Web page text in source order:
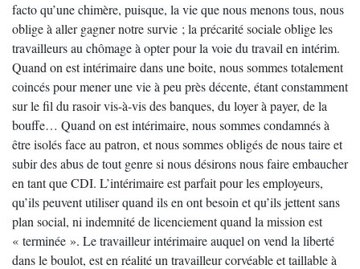
facto qu’une chimère, puisque, la vie que nous menons tous, nous
oblige à aller gagner notre survie ; la précarité sociale oblige les
travailleurs au chômage à opter pour la voie du travail en intérim.
Quand on est intérimaire dans une boite, nous sommes totalement
coincés pour mener une vie à peu près décente, étant constamment
sur le fil du rasoir vis-à-vis des banques, du loyer à payer, de la
bouffe… Quand on est intérimaire, nous sommes condamnés à
être isolés face au patron, et nous sommes obligés de nous taire et
subir des abus de tout genre si nous désirons nous faire embaucher
en tant que CDI. L’intérimaire est parfait pour les employeurs,
qu’ils peuvent utiliser quand ils en ont besoin et qu’ils jettent sans
plan social, ni indemnité de licenciement quand la mission est
« terminée ». Le travailleur intérimaire auquel on vend la liberté
dans le boulot, est en réalité un travailleur corvéable et taillable à